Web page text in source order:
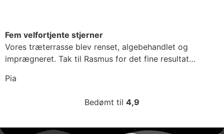
Fem velfortjente stjerner
Vores træterrasse blev renset, algebehandlet og
imprægneret. Tak til Rasmus for det fine resultat…
Pia
Bedømt til 4,9